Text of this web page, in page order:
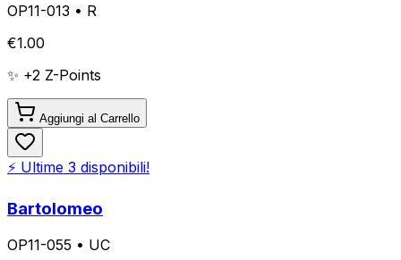
OP11-013 • R
€1.00
✨ +2 Z-Points
Aggiungi al Carrello
⚡ Ultime 3 disponibili!
Bartolomeo
OP11-055 • UC